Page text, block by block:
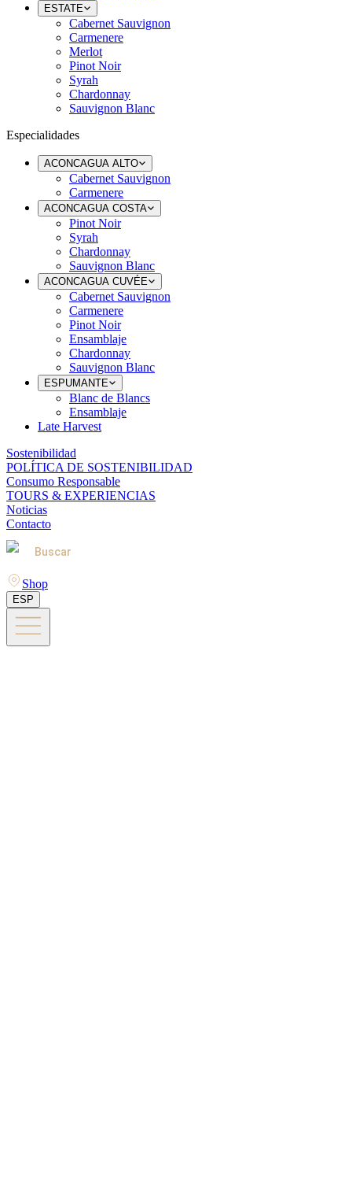
ESTATE
Cabernet Sauvignon
Carmenere
Merlot
Pinot Noir
Syrah
Chardonnay
Sauvignon Blanc
Especialidades
ACONCAGUA ALTO
Cabernet Sauvignon
Carmenere
ACONCAGUA COSTA
Pinot Noir
Syrah
Chardonnay
Sauvignon Blanc
ACONCAGUA CUVÉE
Cabernet Sauvignon
Carmenere
Pinot Noir
Ensamblaje
Chardonnay
Sauvignon Blanc
ESPUMANTE
Blanc de Blancs
Ensamblaje
Late Harvest
Sostenibilidad
POLÍTICA DE SOSTENIBILIDAD
Consumo Responsable
TOURS & EXPERIENCIAS
Noticias
Contacto
Buscar
Shop
ESP